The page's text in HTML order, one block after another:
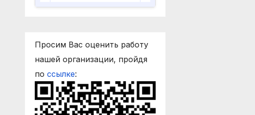
Просим Вас оценить работу
нашей организации, пройдя
по ссылке: